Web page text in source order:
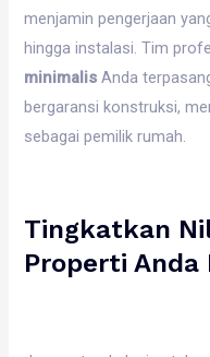
menjamin pengerjaan
hingga instalasi. Tim
minimalis Anda
bergaransi konstruksi,
sebagai pemilik rumah.
Tingkatkan
Properti